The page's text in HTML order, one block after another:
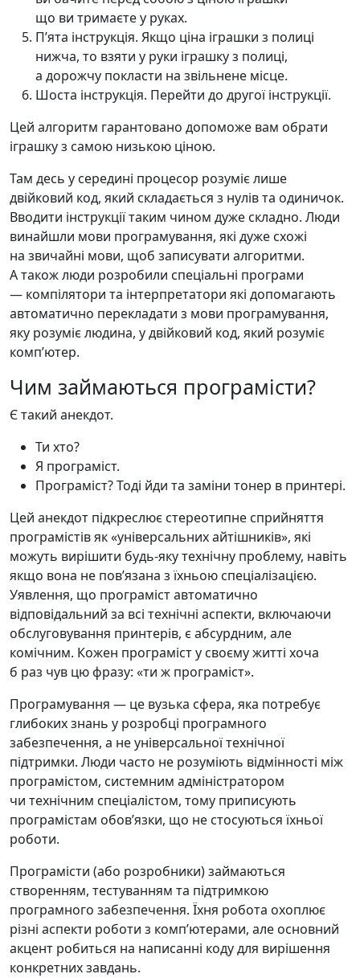
що ви тримаєте у руках.
Пʼята інструкція. Якщо ціна іграшки з полиці
нижча, то взяти у руки іграшку з полиці,
а дорожчу покласти на звільнене місце.
Шоста інструкція. Перейти до другої інструкції.
Цей алгоритм гарантовано допоможе вам обрати
іграшку з самою низькою ціною.
Там десь у середині процесор розуміє лише
двійковий код, який складається з нулів та одиничок.
Вводити інструкції таким чином дуже складно. Люди
винайшли мови програмування, які дуже схожі
на звичайні мови, щоб записувати алгоритми.
А також люди розробили спеціальні програми
— компілятори та інтерпретатори які допомагають
автоматично перекладати з мови програмування,
яку розуміє людина, у двійковий код, який розуміє
компʼютер.
Чим займаються програмісти?
Є такий анекдот.
Ти хто?
Я програміст.
Програміст? Тоді йди та заміни тонер в принтері.
Цей анекдот підкреслює стереотипне сприйняття
програмістів як «універсальних айтішників», які
можуть вирішити будь-яку технічну проблему, навіть
якщо вона не повʼязана з їхньою спеціалізацією.
Уявлення, що програміст автоматично
відповідальний за всі технічні аспекти, включаючи
обслуговування принтерів, є абсурдним, але
комічним. Кожен програміст у своєму житті хоча
б раз чув цю фразу: «ти ж програміст».
Програмування — це вузька сфера, яка потребує
глибоких знань у розробці програмного
забезпечення, а не універсальної технічної
підтримки. Люди часто не розуміють відмінності між
програмістом, системним адміністратором
чи технічним спеціалістом, тому приписують
програмістам обовʼязки, що не стосуються їхньої
роботи.
Програмісти (або розробники) займаються
створенням, тестуванням та підтримкою
програмного забезпечення. Їхня робота охоплює
різні аспекти роботи з компʼютерами, але основний
акцент робиться на написанні коду для вирішення
конкретних завдань.